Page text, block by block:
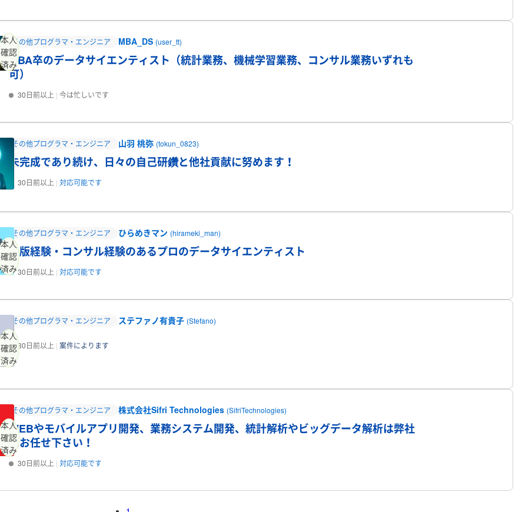
本人
確認
済み
その他プログラマ・エンジニア MBA_DS (user_tt)
MBA卒のデータサイエンティスト（統計業務、機械学習業務、コンサル業務いずれも
可）
30日前以上 今は忙しいです
その他プログラマ・エンジニア 山羽 桃弥 (tokun_0823)
未完成であり続け、日々の自己研鑽と他社貢献に努めます！
30日前以上 対応可能です
本人
確認
済み
その他プログラマ・エンジニア ひらめきマン (hirameki_man)
出版経験・コンサル経験のあるプロのデータサイエンティスト
30日前以上 対応可能です
本人
確認
済み
その他プログラマ・エンジニア ステファノ有貴子 (Stefano)
30日前以上 案件によります
本人
確認
済み
その他プログラマ・エンジニア 株式会社Sifri Technologies (SifriTechnologies)
WEBやモバイルアプリ開発、業務システム開発、統計解析やビッグデータ解析は弊社
にお任せ下さい！
30日前以上 対応可能です